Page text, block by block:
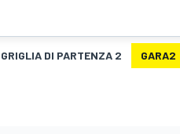
GRIGLIA DI PARTENZA 2 GARA2